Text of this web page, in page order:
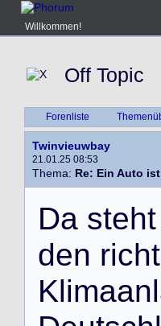
Willkommen!
Off Topic
Forenliste
Twinvieuwbay
21.01.25 08:53
Thema: Re: Ein Auto
Da steht
den richt
Klimaanl